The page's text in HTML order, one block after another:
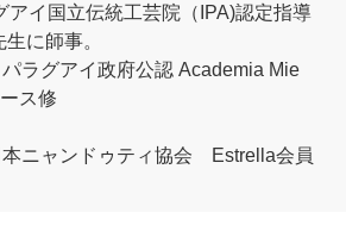
イ国立伝統工芸院（IPA)認定指導
に師事。
ラグアイ政府公認 Academia Mie
ス修
。
ニャンドゥティ協会 Estrella会員